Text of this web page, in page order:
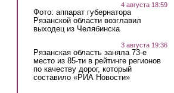
4 августа 18:59
Фото: аппарат губернатора
Рязанской области возглавил
выходец из Челябинска
3 августа 19:36
Рязанская область заняла 73-е
место из 85-ти в рейтинге регионов
по качеству дорог, который
составило «РИА Новости»